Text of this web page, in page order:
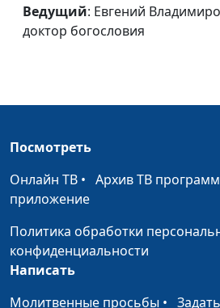
Брак и семья
Евгений
жизни
Доверенное
управление
Суббота
Евгений
Закон Божий Евгений
Ведущий: Евгений
доктор богословия
Посмотреть
Онлайн ТВ • Архив ТВ программ
приложение
Политика обработки
конфиденциальности
Написать
Молитвенные просьбы •